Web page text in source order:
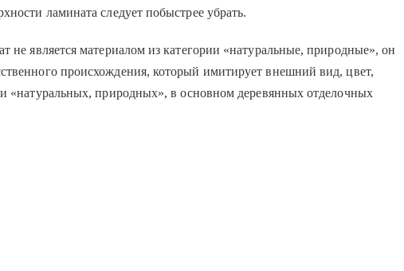
ламината следует побыстрее убрать.
не является материалом из категории «натуральные, природные», он
происхождения, который имитирует внешний вид, цвет,
«натуральных, природных», в основном деревянных отделочных